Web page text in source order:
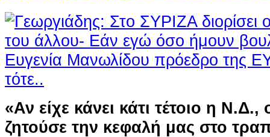
«Αν είχε κάνει κάτι τέτοιο η
ζητούσε την κεφαλή μας στο